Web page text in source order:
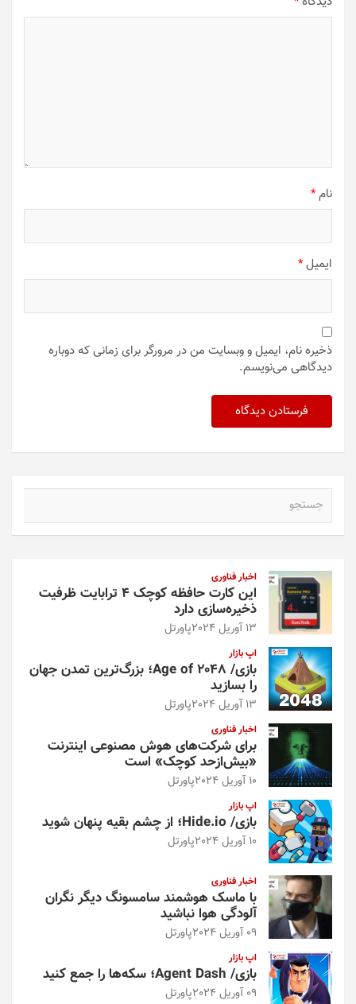
نام*
ایمیل*
ذخیره نام، ایمیل و وبسایت من در مرورگر برای زمانی که دوباره
دیدگاهی می‌نویسم.
اخبار فناوری
این کارت حافظه کوچک ۴ ترابایت ظرفیت
ذخیره‌سازی دارد
13 آوریل 2024 پاورتل
اپ بازار
بازی/ Age of 2048؛ بزرگ‌ترین تمدن جهان
را بسازید
13 آوریل 2024 پاورتل
اخبار فناوری
برای شرکت‌های هوش مصنوعی اینترنت
«بیش‌از‌حد کوچک» است
10 آوریل 2024 پاورتل
اپ بازار
بازی/ Hide.io؛ از چشم بقیه پنهان شوید
10 آوریل 2024 پاورتل
اخبار فناوری
با ماسک هوشمند سامسونگ دیگر نگران
آلودگی هوا نباشید
09 آوریل 2024 پاورتل
اپ بازار
بازی/ Agent Dash؛ سکه‌ها را جمع کنید
09 آوریل 2024 پاورتل